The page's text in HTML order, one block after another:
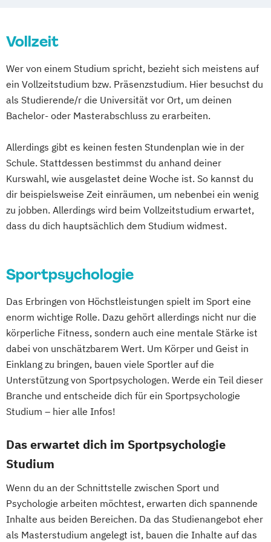
Vollzeit
Wer von einem Studium spricht, bezieht sich meistens auf
ein Vollzeitstudium bzw. Präsenzstudium. Hier besuchst du
als Studierende/r die Universität vor Ort, um deinen
Bachelor- oder Masterabschluss zu erarbeiten.
Allerdings gibt es keinen festen Stundenplan wie in der
Schule. Stattdessen bestimmst du anhand deiner
Kurswahl, wie ausgelastet deine Woche ist. So kannst du
dir beispielsweise Zeit einräumen, um nebenbei ein wenig
zu jobben. Allerdings wird beim Vollzeitstudium erwartet,
dass du dich hauptsächlich dem Studium widmest.
Sportpsychologie
Das Erbringen von Höchstleistungen spielt im Sport eine
enorm wichtige Rolle. Dazu gehört allerdings nicht nur die
körperliche Fitness, sondern auch eine mentale Stärke ist
dabei von unschätzbarem Wert. Um Körper und Geist in
Einklang zu bringen, bauen viele Sportler auf die
Unterstützung von Sportpsychologen. Werde ein Teil dieser
Branche und entscheide dich für ein Sportpsychologie
Studium – hier alle Infos!
Das erwartet dich im Sportpsychologie
Studium
Wenn du an der Schnittstelle zwischen Sport und
Psychologie arbeiten möchtest, erwarten dich spannende
Inhalte aus beiden Bereichen. Da das Studienangebot eher
als Masterstudium angelegt ist, bauen die Inhalte auf das